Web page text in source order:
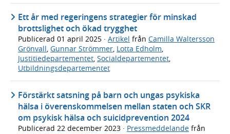
Ett år med regeringens strategier för minskad
brottslighet och ökad trygghet
Publicerad 01 april 2025 · Artikel från Camilla Waltersson
Grönvall, Gunnar Strömmer, Lotta Edholm,
Justitiedepartementet, Socialdepartementet,
Utbildningsdepartementet
Förstärkt satsning på barn och ungas psykiska
hälsa i överenskommelsen mellan staten och SKR
om psykisk hälsa och suicidprevention 2024
Publicerad 22 december 2023 · Pressmeddelande från